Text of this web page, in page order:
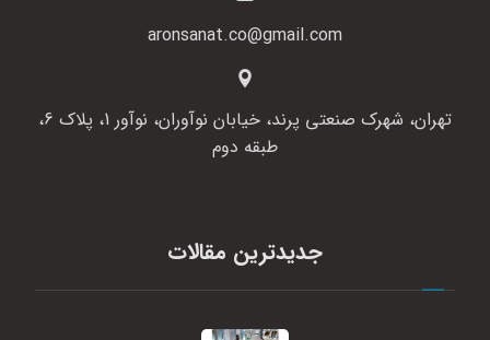
aronsanat.co@gmail.com
تهران، شهرک صنعتی پرند، خیابان نوآوران، نوآور 1، پلاک 6،
طبقه دوم
جدیدترین مقالات